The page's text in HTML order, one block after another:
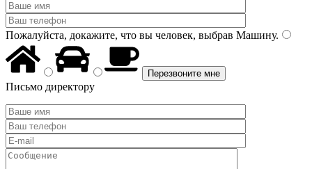
Пожалуйста, докажите, что вы человек, выбрав Машину.
Письмо директору